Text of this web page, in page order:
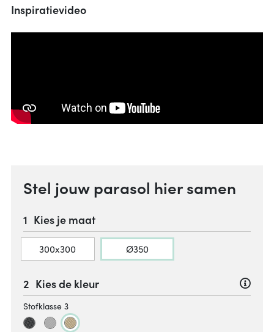
Inspiratievideo
Stel jouw parasol hier samen
Kies je maat
300x300 Ø350
Kies de kleur
Stofklasse 3